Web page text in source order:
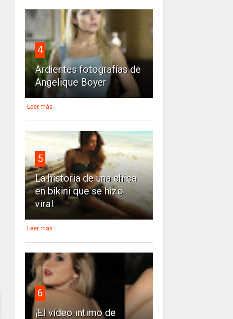
4
Ardientes fotografías de
Angelique Boyer
Leer más
5
La historia de una chica
en bikini que se hizo
viral
Leer más
6
¡El vídeo intimo de